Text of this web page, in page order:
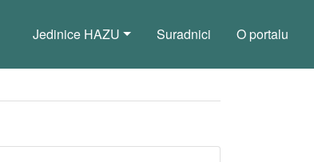
Jedinice HAZU Suradnici O portalu